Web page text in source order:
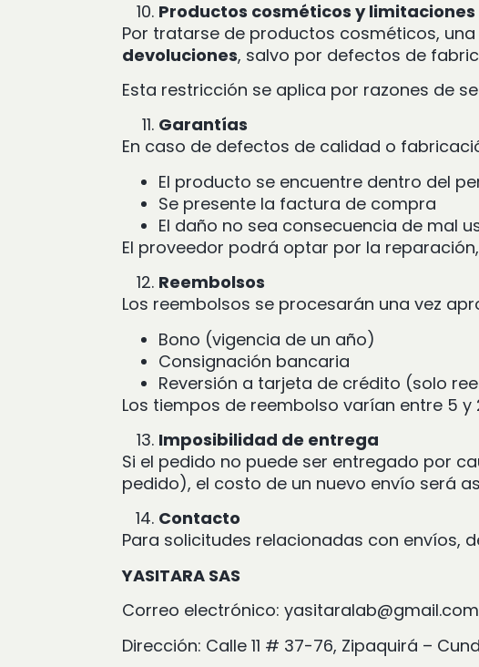
Productos cosméticos y limitaciones
Por tratarse de productos cosméticos,
devoluciones, salvo por defectos de
Esta restricción se aplica por razones de
Garantías
En caso de defectos de calidad o
El producto se encuentre dentro del
Se presente la factura de compra
El daño no sea consecuencia de mal
El proveedor podrá optar por la
Reembolsos
Los reembolsos se procesarán una vez
Bono (vigencia de un año)
Consignación bancaria
Reversión a tarjeta de crédito (solo
Los tiempos de reembolso varían entre 5
Imposibilidad de entrega
Si el pedido no puede ser entregado por
pedido), el costo de un nuevo envío será
Contacto
Para solicitudes relacionadas con envíos,
YASITARA SAS
Correo electrónico: yasitaralab@gmail.com
Dirección: Calle 11 # 37-76, Zipaquirá –